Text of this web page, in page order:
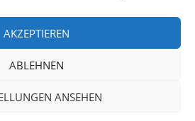
AKZEPTIEREN
ABLEHNEN
ANSEHEN
Aspekteins GmbH |
Sitemap